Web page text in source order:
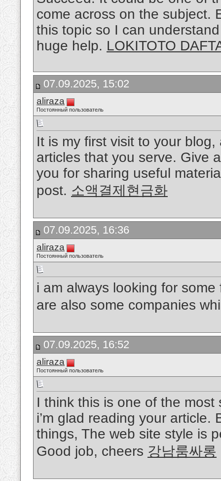
come across on the subject.
this topic so I can
huge help. LOKITOTO
07.09.2025, 15:02
aliraza
Постоянный пользователь
It is my first visit to your
articles that you serve. Give
you for sharing useful
post. 소액결제현금화
07.09.2025, 16:36
aliraza
Постоянный пользователь
i am always looking for
are also some companies
07.09.2025, 16:52
aliraza
Постоянный пользователь
I think this is one of the
i’m glad reading your
things, The web site style is
Good job, cheers 강남룸싸롱